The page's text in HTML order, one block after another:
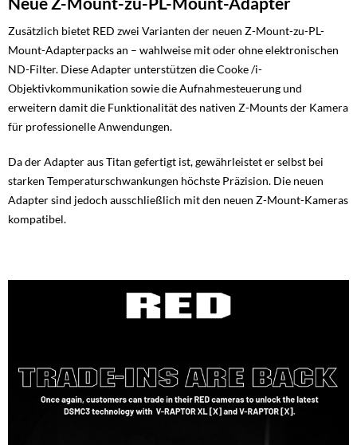
Zusätzlich bietet RED zwei Varianten der neuen Z-Mount-zu-PL-
Mount-Adapterpacks an – wahlweise mit oder ohne elektronischen
ND-Filter. Diese Adapter unterstützen die Cooke /i-
Objektivkommunikation sowie die Aufnahmesteuerung und
erweitern damit die Funktionalität des nativen Z-Mounts der Kamera
für professionelle Anwendungen.
Da der Adapter aus Titan gefertigt ist, gewährleistet er selbst bei
starken Temperaturschwankungen höchste Präzision. Die neuen
Adapter sind jedoch ausschließlich mit den neuen Z-Mount-Kameras
kompatibel.